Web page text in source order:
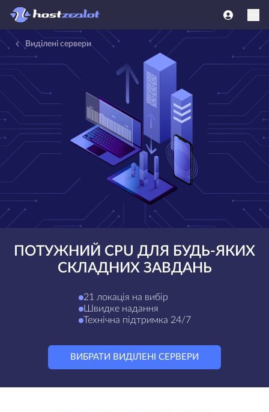
Виділені сервери
ПОТУЖНИЙ CPU ДЛЯ БУДЬ-ЯКИХ
СКЛАДНИХ ЗАВДАНЬ
21 локація на вибір
Швидке надання
Технічна підтримка 24/7
ВИБРАТИ ВИДІЛЕНІ СЕРВЕРИ